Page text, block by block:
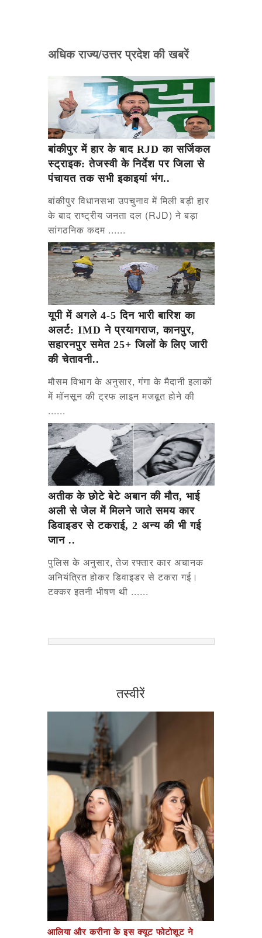
अधिक राज्य/उत्तर प्रदेश की खबरें
बांकीपुर में हार के बाद RJD का सर्जिकल
स्ट्राइक: तेजस्वी के निर्देश पर जिला से
पंचायत तक सभी इकाइयां भंग..
बांकीपुर विधानसभा उपचुनाव में मिली बड़ी हार
के बाद राष्ट्रीय जनता दल (RJD) ने बड़ा
सांगठनिक कदम ......
यूपी में अगले 4-5 दिन भारी बारिश का
अलर्ट: IMD ने प्रयागराज, कानपुर,
सहारनपुर समेत 25+ जिलों के लिए जारी
की चेतावनी..
मौसम विभाग के अनुसार, गंगा के मैदानी इलाकों
में मॉनसून की ट्रफ लाइन मजबूत होने की
......
अतीक के छोटे बेटे अबान की मौत, भाई
अली से जेल में मिलने जाते समय कार
डिवाइडर से टकराई, 2 अन्य की भी गई
जान ..
पुलिस के अनुसार, तेज रफ्तार कार अचानक
अनियंत्रित होकर डिवाइडर से टकरा गई।
टक्कर इतनी भीषण थी ......
तस्वीरें
आलिया और करीना के इस क्यूट फोटोशूट ने